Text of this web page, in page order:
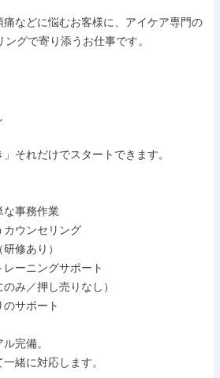
痛などに悩むお客様に、アイケア専門の
グで寄り添うお仕事です。
」それだけでスタートできます。
な事務作業
カウンセリング
修あり）
レーニングサポート
み／押し売りなし）
のサポート
完備。
緒に対応します。